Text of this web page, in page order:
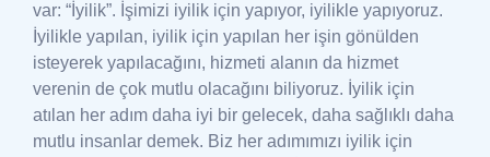
var: “İyilik”. İşimizi iyilik için yapıyor, iyilikle yapıyoruz.
İyilikle yapılan, iyilik için yapılan her işin gönülden
isteyerek yapılacağını, hizmeti alanın da hizmet
verenin de çok mutlu olacağını biliyoruz. İyilik için
atılan her adım daha iyi bir gelecek, daha sağlıklı daha
mutlu insanlar demek. Biz her adımımızı iyilik için